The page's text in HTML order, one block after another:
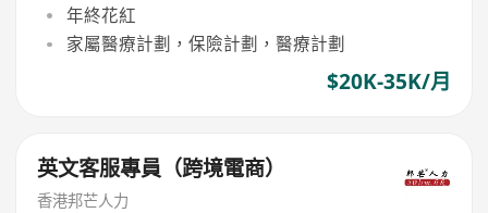
年終花紅
家屬醫療計劃，保險計劃，醫療計劃
$20K-35K/月
英文客服專員（跨境電商）
香港邦芒人力